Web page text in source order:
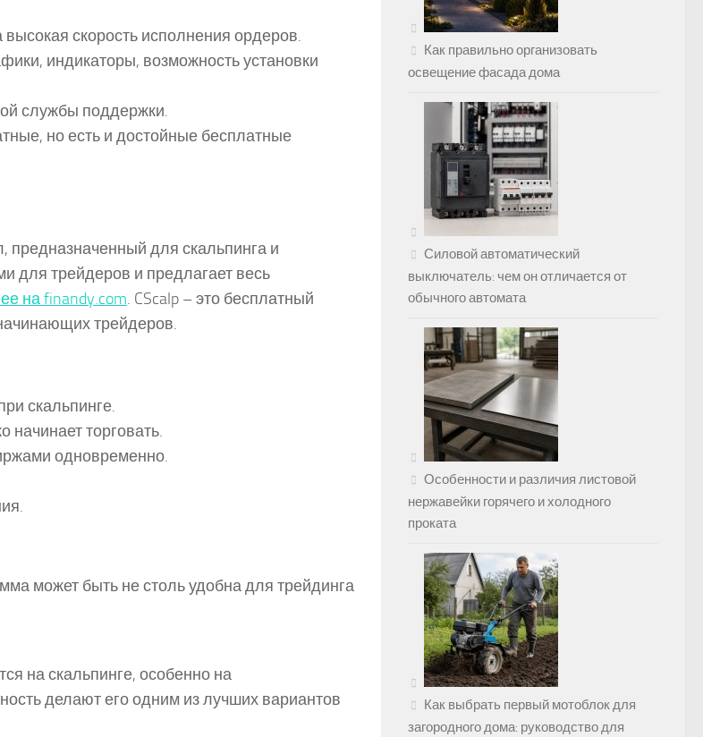
скорость исполнения ордеров.
индикаторы, возможность установки
службы поддержки.
но есть и достойные бесплатные
предназначенный для скальпинга и
для трейдеров и предлагает весь
на finandy.com. CScalp – это бесплатный
трейдеров.
скальпинге.
начинает торговать.
одновременно.
может быть не столь удобна для трейдинга
на скальпинге, особенно на
делают его одним из лучших вариантов
Как правильно организовать
освещение фасада дома
Силовой автоматический
выключатель: чем он отличается от
обычного автомата
Особенности и различия листовой
нержавейки горячего и холодного
проката
Как выбрать первый мотоблок для
загородного дома: руководство для